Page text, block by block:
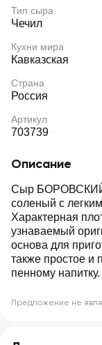
Тип сыра
Чечил
Кухни мира
Кавказская
Страна
Россия
Артикул
703739
Описание
Сыр БОРОВСКИЙ
соленый с
Характерная
узнаваемый
основа для
также простое и
пенному напитку.
Предложение не